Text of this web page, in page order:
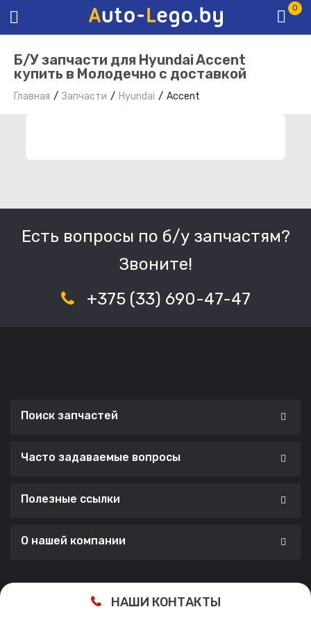
0
Б/У запчасти для Hyundai Accent
купить в Молодечно с доставкой
Главная Запчасти Hyundai Accent
Есть вопросы по б/у запчастям?
Звоните!
+375 (33) 690-47-47
Поиск запчастей
Часто задаваемые вопросы
Полезные ссылки
О нашей компании
Сделано с ❤️ вCherry Lab Agency
НАШИ КОНТАКТЫ